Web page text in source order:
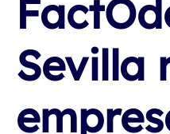
Sevilla